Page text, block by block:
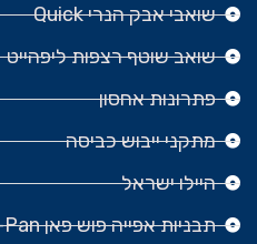
שואבי אבק הנרי Quick
שואב שוטף רצפות ליפהייט
פתרונות אחסון
מתקני ייבוש כביסה
היילו ישראל
תבניות אפייה פוש פאן Push-Pan